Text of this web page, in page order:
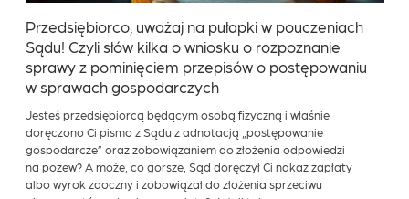
Przedsiębiorco, uważaj na pułapki w pouczeniach
Sądu! Czyli słów kilka o wniosku o rozpoznanie
sprawy z pominięciem przepisów o postępowaniu
w sprawach gospodarczych
Jesteś przedsiębiorcą będącym osobą fizyczną i właśnie
doręczono Ci pismo z Sądu z adnotacją „postępowanie
gospodarcze” oraz zobowiązaniem do złożenia odpowiedzi
na pozew? A może, co gorsze, Sąd doręczył Ci nakaz zapłaty
albo wyrok zaoczny i zobowiązał do złożenia sprzeciwu